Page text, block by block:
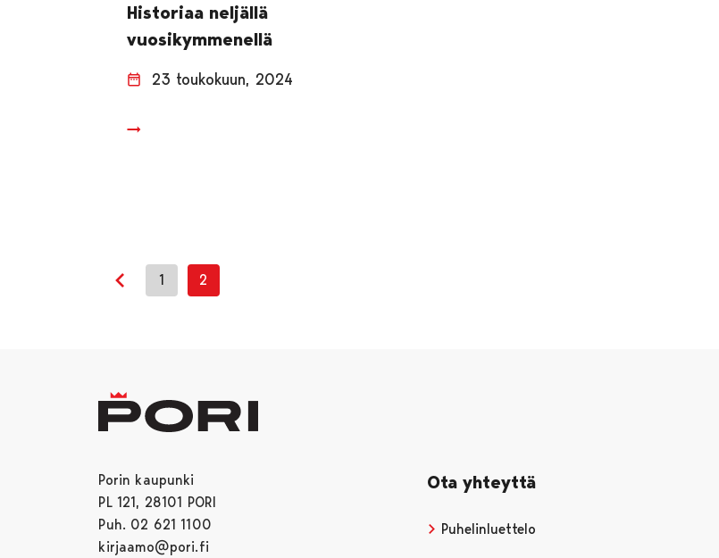
Historiaa neljällä
vuosikymmenellä
23 toukokuun, 2024
Edellinen sivu
1 2
Porin kaupunki
PL 121, 28101 PORI
Puh. 02 621 1100
kirjaamo@pori.fi
Ota yhteyttä
Puhelinluettelo